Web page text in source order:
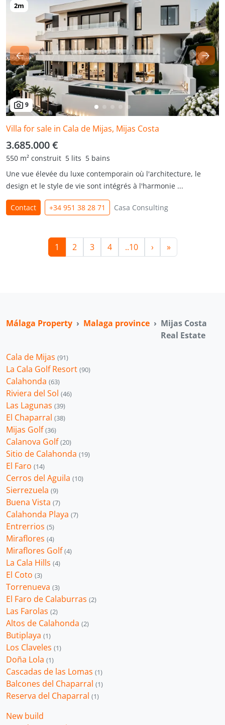
9
Villa for sale in Cala de Mijas, Mijas Costa
3.685.000 €
550 m² construit 5 lits 5 bains
Une vue élevée du luxe contemporain où l'architecture, le
design et le style de vie sont intégrés à l'harmonie ...
Contact +34 951 38 28 71 Casa Consulting
1 2 3 4 ..10 › »
Málaga Property Malaga province
Mijas Costa
Real Estate
Cala de Mijas (91)
La Cala Golf Resort (90)
Calahonda (63)
Riviera del Sol (46)
Las Lagunas (39)
El Chaparral (38)
Mijas Golf(36)
Calanova Golf(20)
Sitio de Calahonda (19)
El Faro (14)
Cerros del Aguila (10)
Sierrezuela (9)
Buena Vista (7)
Calahonda Playa (7)
Entrerrios (5)
Miraflores (4)
Miraflores Golf(4)
La Cala Hills (4)
El Coto (3)
Torrenueva (3)
El Faro de Calaburras (2)
Las Farolas (2)
Altos de Calahonda (2)
Butiplaya (1)
Los Claveles (1)
Doña Lola (1)
Cascadas de las Lomas (1)
Balcones del Chaparral (1)
Reserva del Chaparral (1)
New build